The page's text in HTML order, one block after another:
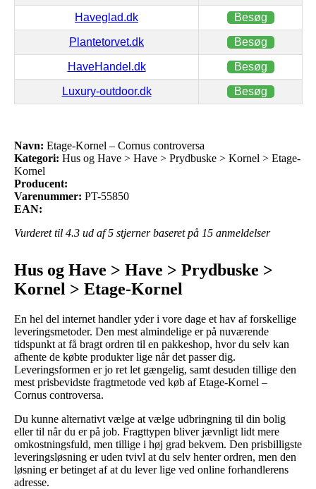
Haveglad.dk Besøg
Plantetorvet.dk Besøg
HaveHandel.dk Besøg
Luxury-outdoor.dk Besøg
Navn: Etage-Kornel – Cornus controversa
Kategori: Hus og Have > Have > Prydbuske > Kornel > Etage-
Kornel
Producent:
Varenummer: PT-55850
EAN:
Vurderet til 4.3 ud af 5 stjerner baseret på 15 anmeldelser
Hus og Have > Have > Prydbuske >
Kornel > Etage-Kornel
En hel del internet handler yder i vore dage et hav af forskellige
leveringsmetoder. Den mest almindelige er på nuværende
tidspunkt at få bragt ordren til en pakkeshop, hvor du selv kan
afhente de købte produkter lige når det passer dig.
Leveringsformen er jo ret let gængelig, samt desuden tillige den
mest prisbevidste fragtmetode ved køb af Etage-Kornel –
Cornus controversa.
Du kunne alternativt vælge at vælge udbringning til din bolig
eller til når du er på job. Fragttypen bliver jævnligt lidt mere
omkostningsfuld, men tillige i høj grad bekvem. Den prisbilligste
leveringsløsning er uden tvivl at du selv henter ordren, men den
løsning er betinget af at du lever lige ved online forhandlerens
adresse.